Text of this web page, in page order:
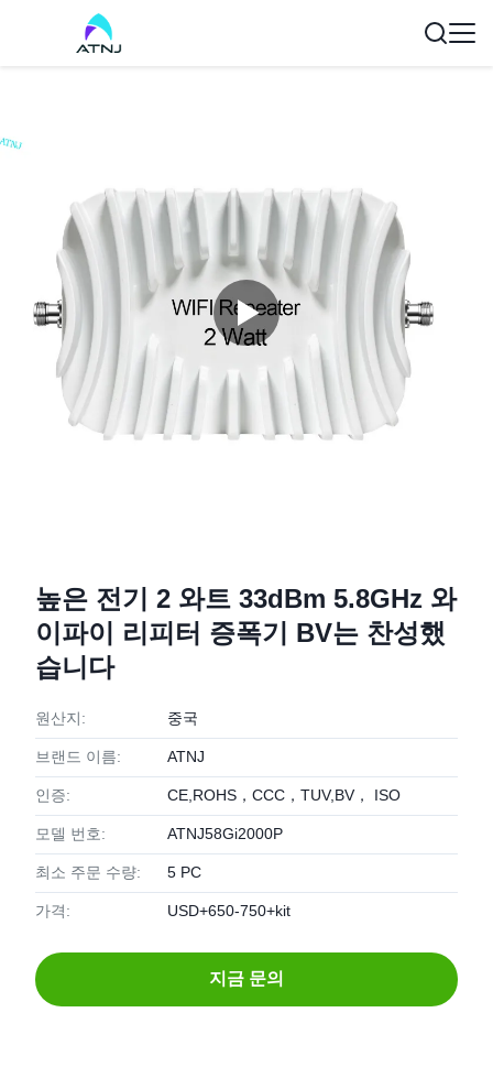
높은 전기 2 와트 33dBm 5.8GHz 와
이파이 리피터 증폭기 BV는 찬성했
습니다
원산지: 중국
브랜드 이름: ATNJ
인증: CE,ROHS，CCC，TUV,BV， ISO
모델 번호: ATNJ58Gi2000P
최소 주문 수량: 5 PC
가격: USD+650-750+kit
지금 문의